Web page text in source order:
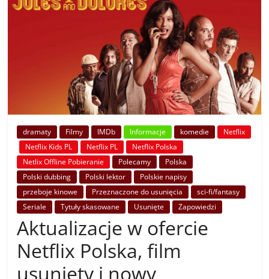
dramaty Filmy IMDb Informacje komedie
Netflix
Netflix Kids PL
Netflix PL
Netflix Polska
Netlix Offline Pobieranie
Polecamy
Polska
Polski dubbing
Polski lektor
Polskie napisy
przeboje kinowe
Przeznaczone do usunięcia
sci-fi/fantasy
Seriale
Tytuły skasowane Usunięte Zapowiedzi
Aktualizacje w ofercie
Netflix Polska, film
usunięty i nowy